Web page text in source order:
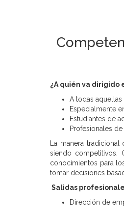
¿A quién va dirigido
A todas
Especialmente
Estudiantes de
Profesionales
La manera
siendo competitivos.
conocimientos para
tomar decisiones
Salidas
Dirección de